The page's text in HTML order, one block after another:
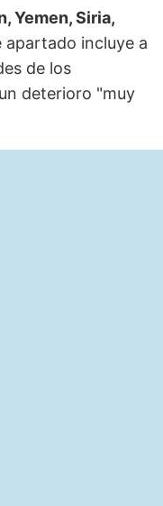
Yemen, Siria,
apartado incluye a
de los
deterioro "muy